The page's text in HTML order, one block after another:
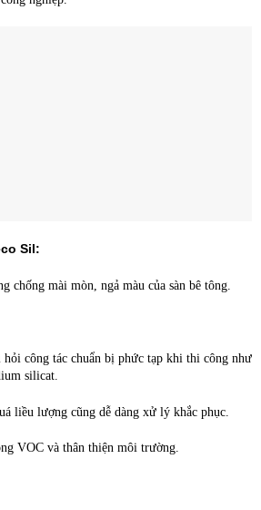
Sil:
chống mài mòn, ngả màu của sàn bê tông.
công tác chuẩn bị phức tạp khi thi công như
silicat.
liều lượng cũng dễ dàng xử lý khắc phục.
VOC và thân thiện môi trường.